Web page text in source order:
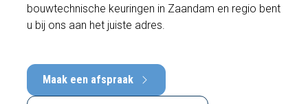
bouwtechnische keuringen in Zaandam en regio bent
u bij ons aan het juiste adres.
Maak een afspraak